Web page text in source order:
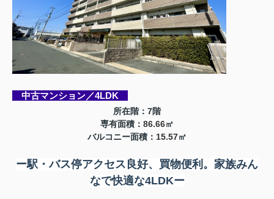
中古マンション／4LDK
所在階：7階
専有面積： 86.66㎡
バルコニー面積： 15.57㎡
ー駅・バス停アクセス良好、買物便利。家族みん
なで快適な4LDKー